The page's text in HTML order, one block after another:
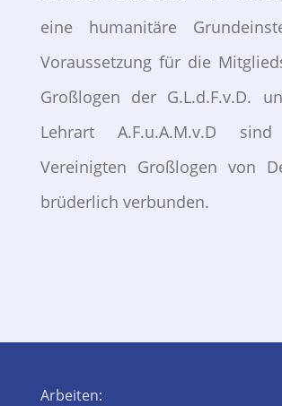
eine humanitäre
Voraussetzung für die
Großlogen der G.L.d.F.v.D.
Lehrart A.F.u.A.M.v.D
Vereinigten Großlogen von
brüderlich verbunden.
Arbeiten: